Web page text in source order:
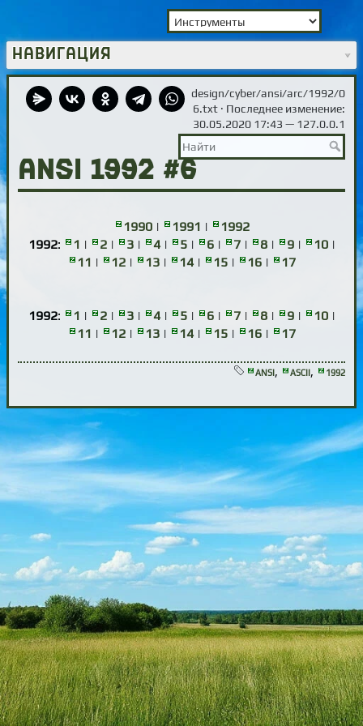
Навигация
design/cyber/ansi/arc/1992/0
6.txt· Последнее изменение:
30.05.2020 17:43 — 127.0.0.1
ANSI 1992 #6
1990| 1991 |
1992
1992: 1 | 2| 3| 4| 5| 6| 7| 8| 9| 10|
11 | 12| 13| 14| 15| 16| 17
1992: 1 | 2| 3| 4| 5| 6| 7| 8| 9| 10|
11 | 12| 13| 14| 15| 16| 17
ANSI, ASCII, 1992